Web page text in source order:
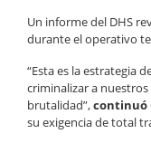
Un informe del DHS
durante el operativo
“Esta es la estrategia
criminalizar a
brutalidad”,continuó
su exigencia de total